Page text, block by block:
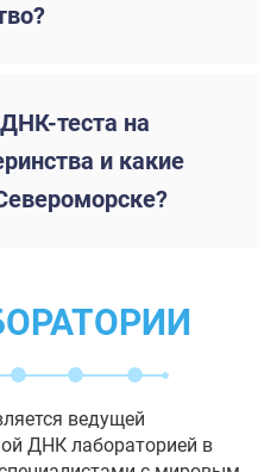
теста на
и какие
ведущей
ДНК лабораторией в